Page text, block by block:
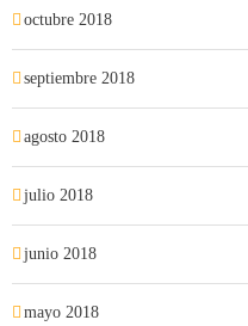
octubre 2018
septiembre 2018
agosto 2018
julio 2018
junio 2018
mayo 2018